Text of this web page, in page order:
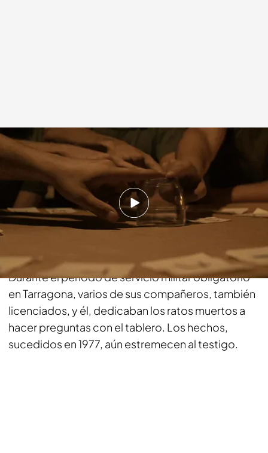
cuatro.com
26 SEP 2016 - 01:24h.
Compartir
experiencia con el tablero ouija hace 40 años.
Durante el periodo de servicio militar obligatorio
en Tarragona, varios de sus compañeros, también
licenciados, y él, dedicaban los ratos muertos a
hacer preguntas con el tablero. Los hechos,
sucedidos en 1977, aún estremecen al testigo.